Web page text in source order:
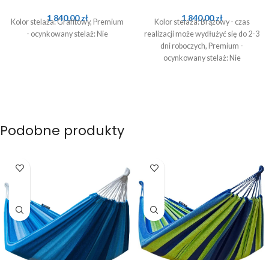
1 840,00zł
Kolor stelaża: Grafitowy, Premium
- ocynkowany stelaż: Nie
1 840,00zł
Kolor stelaża: Brązowy - czas
realizacji może wydłużyć się do 2-3
dni roboczych, Premium -
ocynkowany stelaż: Nie
Podobne produkty